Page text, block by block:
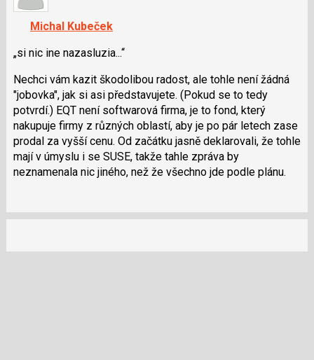
pro
předchozí
názor
navigaci
lze
použít
klávesy
N
pro
následující
a
P
pro
názor
Michal Kubeček
si nic ine nazasluzia...
Nechci vám kazit škodolibou radost, ale tohle není žádná
"jobovka", jak si asi představujete. (Pokud se to tedy
potvrdí.) EQT není softwarová firma, je to fond, který
nakupuje firmy z různých oblastí, aby je po pár letech zase
prodal za vyšší cenu. Od začátku jasně deklarovali, že tohle
mají v úmyslu i se SUSE, takže tahle zpráva by
neznamenala nic jiného, než že všechno jde podle plánu.